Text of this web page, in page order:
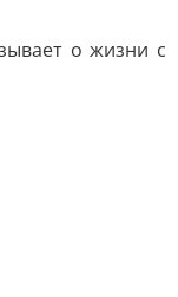
о жизни с